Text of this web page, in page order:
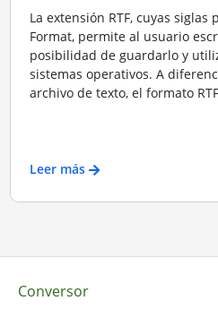
La extensión RTF, cuyas siglas
Format, permite al usuario
posibilidad de guardarlo y
sistemas operativos. A
archivo de texto, el formato
Leer más
Conversor